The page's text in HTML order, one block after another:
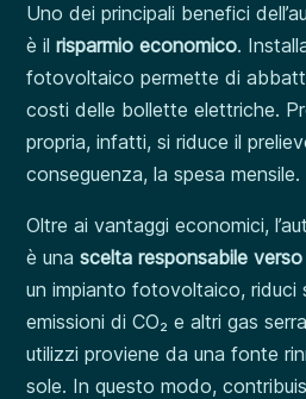
Uno dei principali benefici
è ilrisparmio economico.
fotovoltaico permette di
costi delle bollette elettriche.
propria, infatti, si riduce il
conseguenza, la spesa mensile.
Oltre ai vantaggi economici,
è unascelta responsabile verso
un impianto fotovoltaico, riduci
emissioni di CO₂ e altri gas
utilizzi proviene da una fonte
sole. In questo modo,